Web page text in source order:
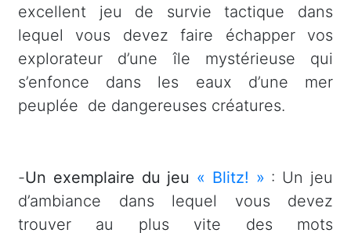
excellent jeu de survie tactique dans
lequel vous devez faire échapper vos
explorateur d’une île mystérieuse qui
s’enfonce dans les eaux d’une mer
peuplée de dangereuses créatures.
-Un exemplaire du jeu « Blitz! » : Un jeu
d’ambiance dans lequel vous devez
trouver au plus vite des mots